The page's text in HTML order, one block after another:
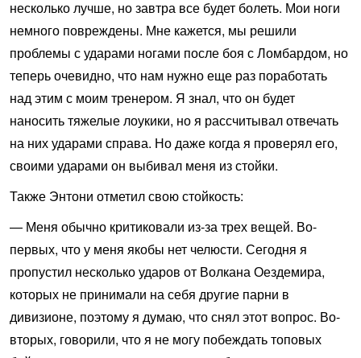
несколько лучше, но завтра все будет болеть. Мои ноги
немного повреждены. Мне кажется, мы решили
проблемы с ударами ногами после боя с Ломбардом, но
теперь очевидно, что нам нужно еще раз поработать
над этим с моим тренером. Я знал, что он будет
наносить тяжелые лоукики, но я рассчитывал отвечать
на них ударами справа. Но даже когда я проверял его,
своими ударами он выбивал меня из стойки.
Также Энтони отметил свою стойкость:
— Меня обычно критиковали из-за трех вещей. Во-
первых, что у меня якобы нет челюсти. Сегодня я
пропустил несколько ударов от Волкана Оездемира,
которых не принимали на себя другие парни в
дивизионе, поэтому я думаю, что снял этот вопрос. Во-
вторых, говорили, что я не могу побеждать топовых